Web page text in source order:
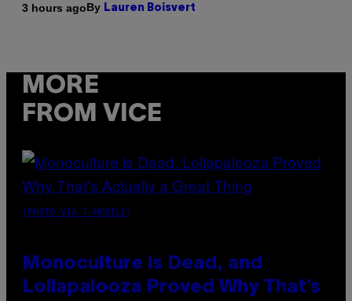
3 hours agoBy Lauren Boisvert
MORE
FROM VICE
(PHOTO VIA T-MOBILE)
Monoculture is Dead, and
Lollapalooza Proved Why That’s